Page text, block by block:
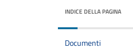
INDICE DELLA PAGINA
Documenti